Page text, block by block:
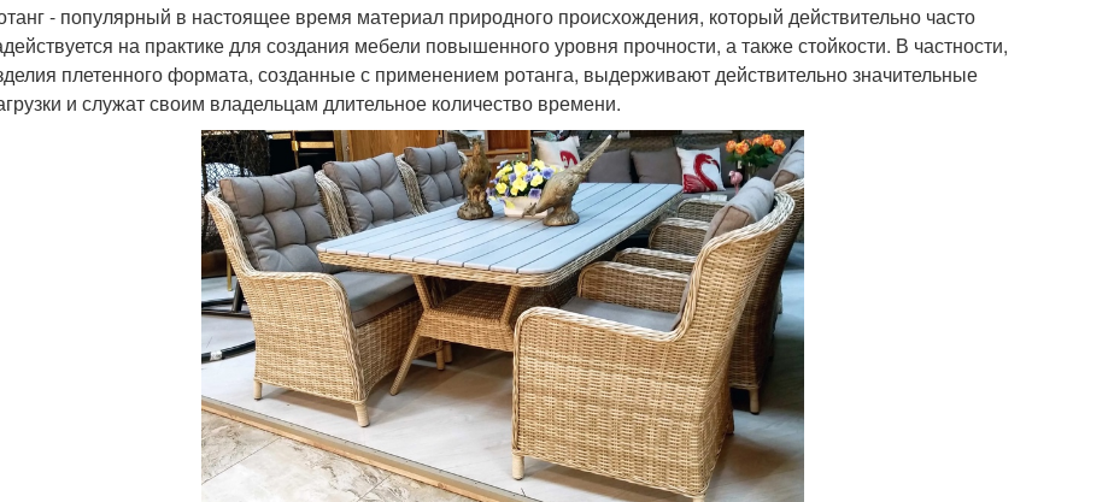
- популярный в настоящее время материал природного происхождения, который действительно часто
на практике для создания мебели повышенного уровня прочности, а также стойкости. В частности,
плетенного формата, созданные с применением ротанга, выдерживают действительно значительные
и служат своим владельцам длительное количество времени.